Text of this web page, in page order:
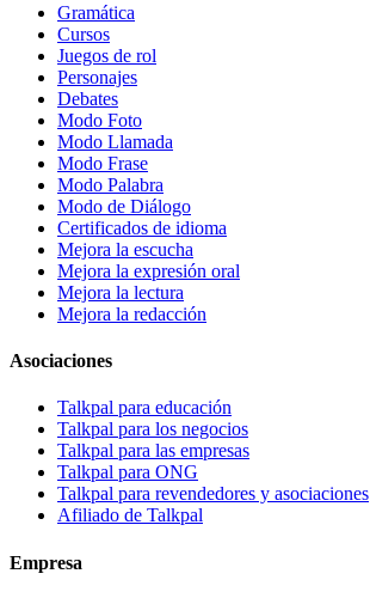
Gramática
Cursos
Juegos de rol
Personajes
Debates
Modo Foto
Modo Llamada
Modo Frase
Modo Palabra
Modo de Diálogo
Certificados de idioma
Mejora la escucha
Mejora la expresión oral
Mejora la lectura
Mejora la redacción
Asociaciones
Talkpal para educación
Talkpal para los negocios
Talkpal para las empresas
Talkpal para ONG
Talkpal para revendedores y asociaciones
Afiliado de Talkpal
Empresa